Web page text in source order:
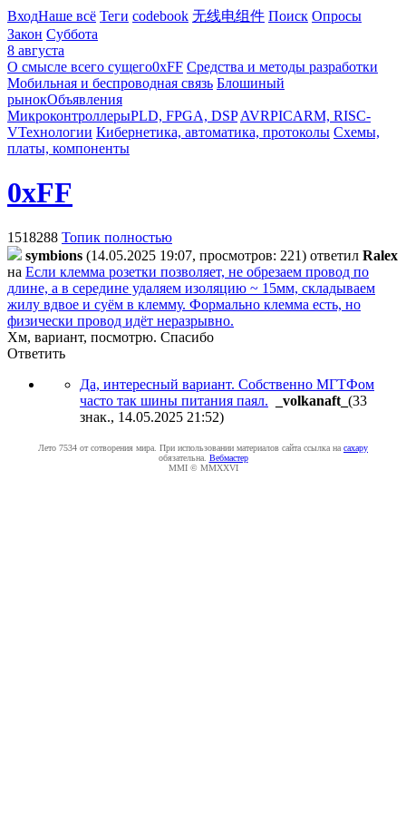
ВходНаше всё Теги codebook 无线电组件 Поиск Опросы
Закон Суббота
8 августа
О смысле всего сущего0xFF Средства и методы разработки
Мобильная и беспроводная связь Блошиный
рынокОбъявления
МикроконтроллерыPLD, FPGA, DSP AVRPICARM, RISC-
VТехнологии Кибернетика, автоматика, протоколы Схемы,
платы, компоненты
0xFF
1518288 Топик полностью
symbions (14.05.2025 19:07, просмотров: 221) ответил Ralex
на Если клемма розетки позволяет, не обрезаем провод по
длине, а в середине удаляем изоляцию ~ 15мм, складываем
жилу вдвое и суём в клемму. Формально клемма есть, но
физически провод идёт неразрывно.
Хм, вариант, посмотрю. Спасибо
Ответить
Да, интересный вариант. Собственно МГТФом
часто так шины питания паял.
_volkanaft_ (33
знак., 14.05.2025 21:52)
Лето 7534 от сотворения мира. При использовании материалов сайта ссылка на caxapу
обязательна. Вебмастер
MMI © MMXXVI